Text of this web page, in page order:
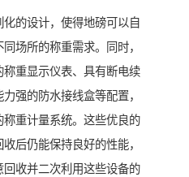
的设计，使得地磅可以自
场所的称重需求。同时，
重显示仪表、具有断电续
强的防水接线盒等配置，
重计量系统。这些优良的
后仍能保持良好的性能，
收并二次利用这些设备的